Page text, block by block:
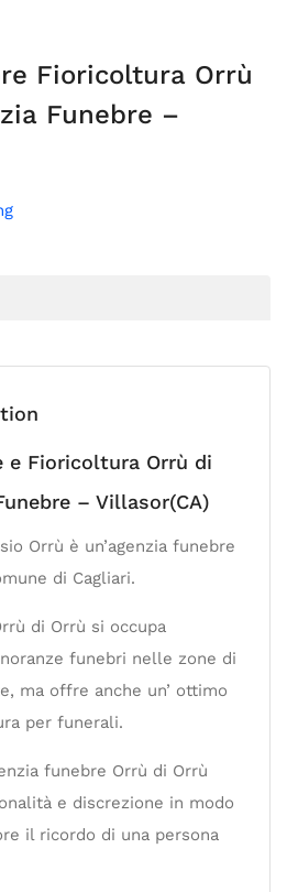
Fioricoltura Orrù
Funebre –
e Fioricoltura Orrù di
– Villasor(CA)
Orrù è un’agenzia funebre
di Cagliari.
di Orrù si occupa
funebri nelle zone di
ma offre anche un’ ottimo
per funerali.
funebre Orrù di Orrù
e discrezione in modo
il ricordo di una persona